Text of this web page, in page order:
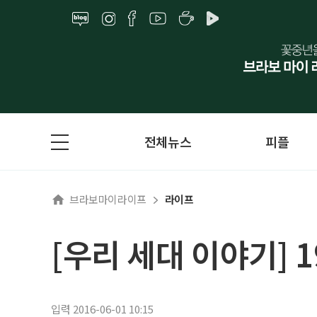
전체뉴스 피플
브라보마이라이프 라이프
[우리 세대 이야기]
입력 2016-06-01 10:15